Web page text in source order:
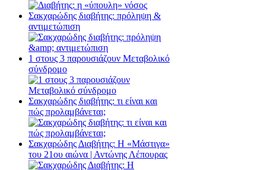
Σακχαρώδης διαβήτης: πρόληψη &
αντιμετώπιση
1 στους 3 παρουσιάζουν Μεταβολικό
σύνδρομο
Σακχαρώδης διαβήτης: τι είναι και
πώς προλαμβάνεται;
Σακχαρώδης Διαβήτης: Η «Μάστιγα»
του 21ου αιώνα | Αντώνης Λέπουρας